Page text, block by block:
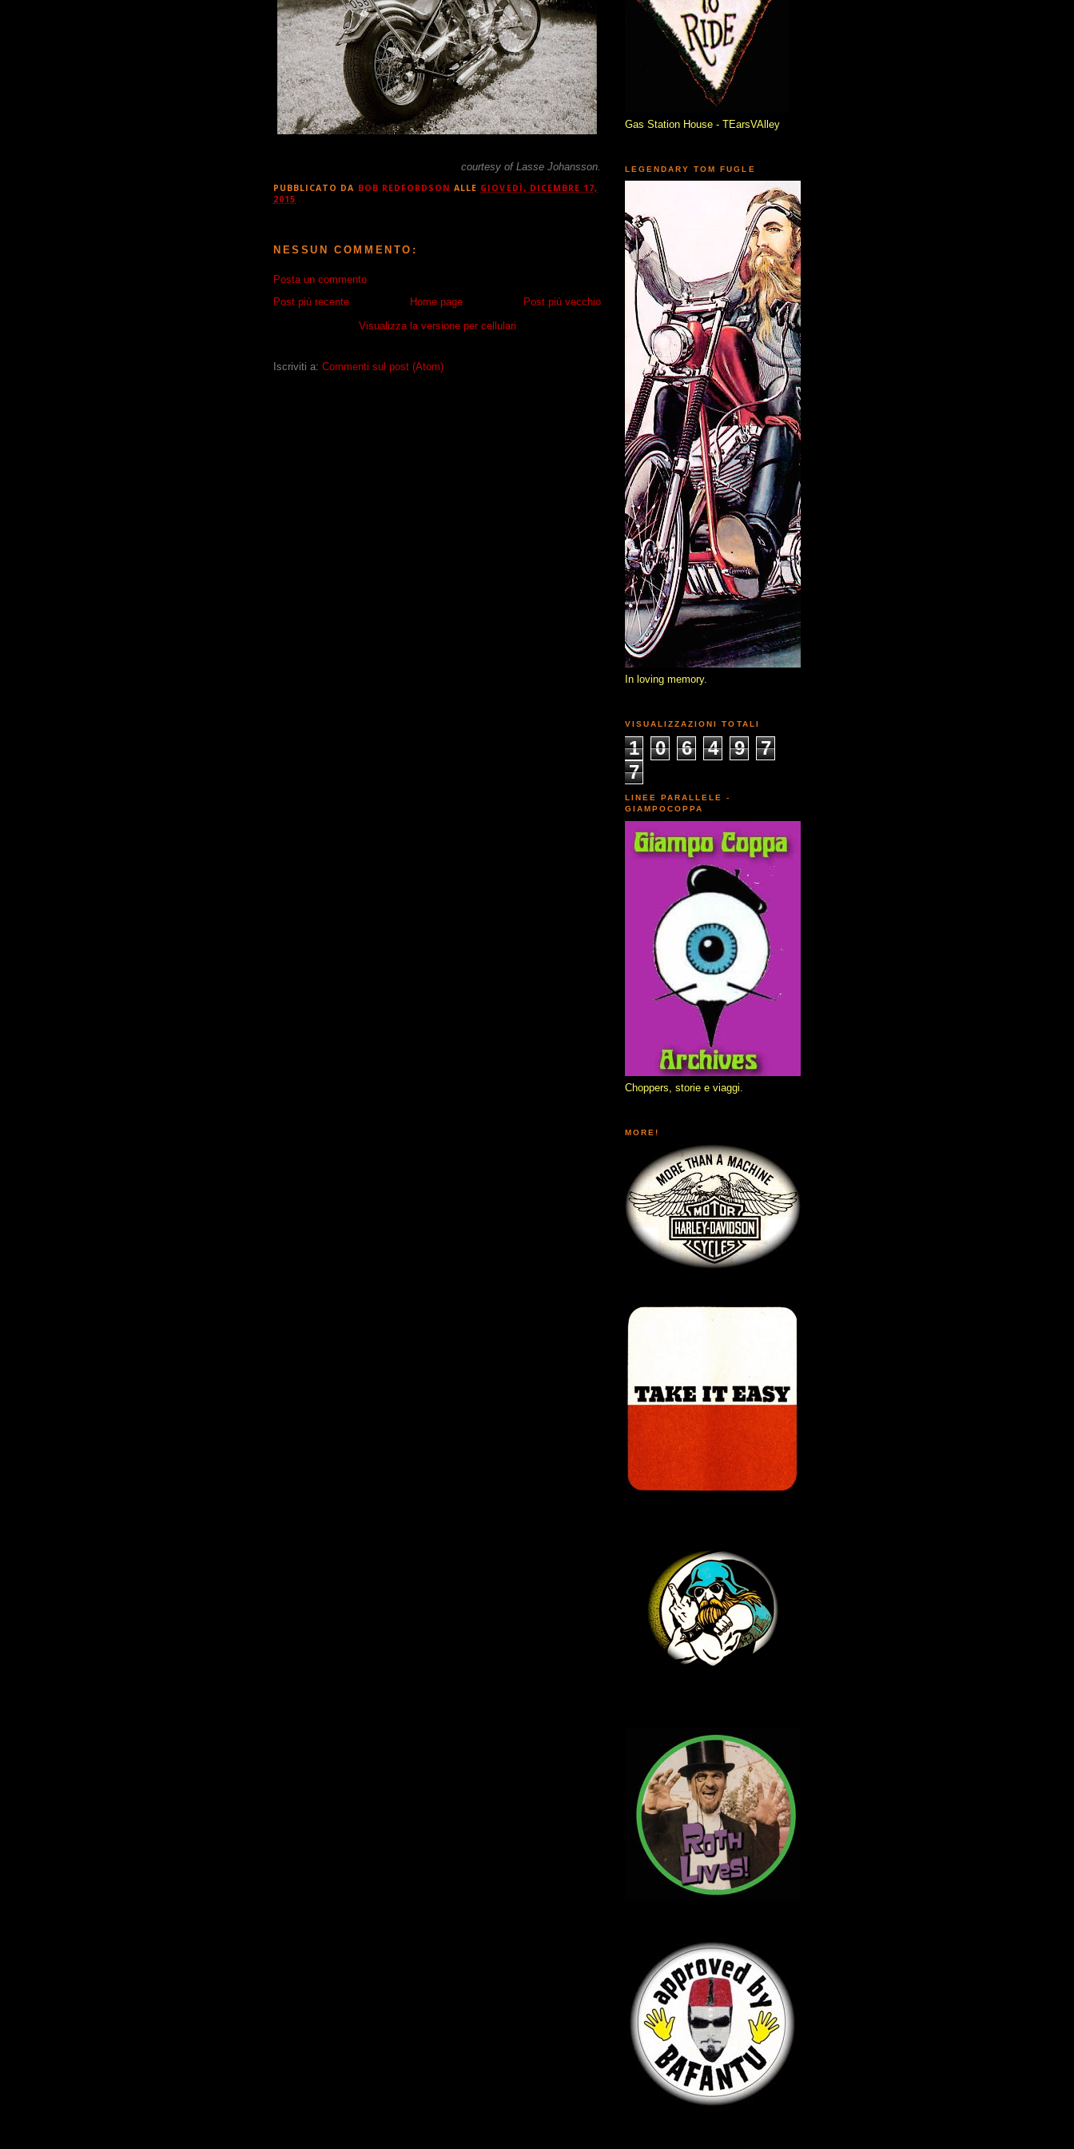
courtesy of Lasse Johansson.
PUBBLICATO DA BOB REDFORDSON ALLE GIOVEDÌ, DICEMBRE 17,
2015
NESSUN COMMENTO:
Posta un commento
Post più recente
Post più vecchio
Home page
Visualizza la versione per cellulari
Iscriviti a: Commenti sul post (Atom)
Gas Station House - TEarsVAlley
LEGENDARY TOM FUGLE
In loving memory.
VISUALIZZAZIONI TOTALI
1 0 6 4 9
7
7
LINEE PARALLELE -
GIAMPOCOPPA
Choppers, storie e viaggi.
MORE!